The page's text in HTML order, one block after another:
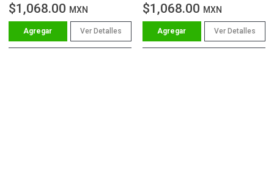
$1,068.00 MXN
Ver Detalles
$1,068.00 MXN
Ver Detalles